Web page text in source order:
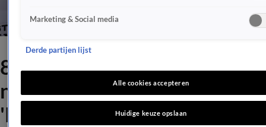
82-jarige Mick Jagger hint op
nieuwe tour Rolling Stones:
'Kan niet wachten'
Marketing & Social media
Derde partijen lijst
Alle cookies accepteren
Huidige keuze opslaan